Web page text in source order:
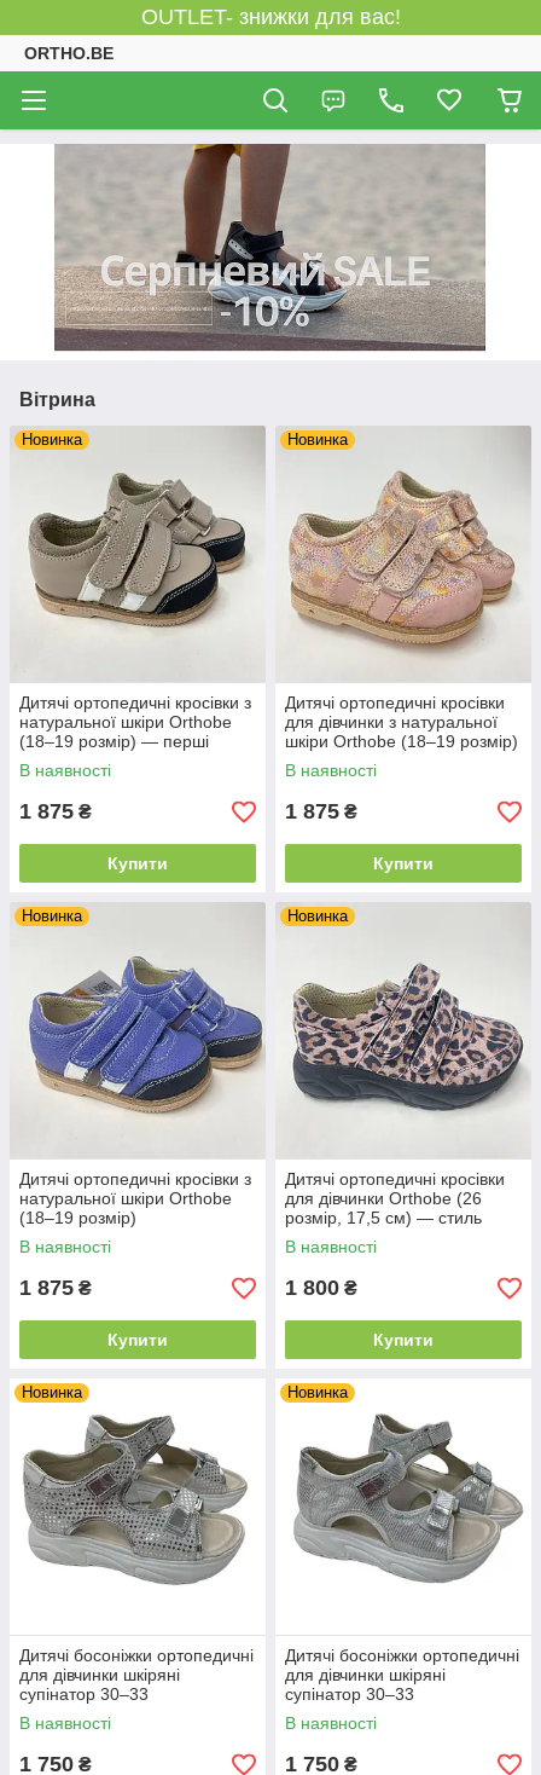
OUTLET- знижки для вас!
ORTHO.BE
Вітрина
Новинка
Дитячі ортопедичні кросівки з
натуральної шкіри Orthobe
(18–19 розмір) — перші
кроки з правильним
комфортом
В наявності
1 875 ₴
Купити
Новинка
Дитячі ортопедичні кросівки
для дівчинки з натуральної
шкіри Orthobe (18–19 розмір)
В наявності
1 875 ₴
Купити
Новинка
Дитячі ортопедичні кросівки з
натуральної шкіри Orthobe
(18–19 розмір)
В наявності
1 875 ₴
Купити
Новинка
Дитячі ортопедичні кросівки
для дівчинки Orthobe (26
розмір, 17,5 см) — стиль
леопард
В наявності
1 800 ₴
Купити
Новинка
Дитячі босоніжки ортопедичні
для дівчинки шкіряні
супінатор 30–33
В наявності
1 750 ₴
Новинка
Дитячі босоніжки ортопедичні
для дівчинки шкіряні
супінатор 30–33
В наявності
1 750 ₴